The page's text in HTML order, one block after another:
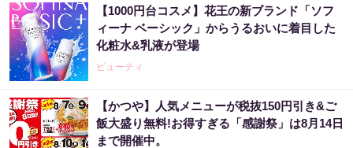
【1000円台コスメ】花王の新ブランド「ソフ
ィーナ ベーシック」からうるおいに着目した
化粧水&乳液が登場
ビューティ
【かつや】人気メニューが税抜150円引き&ご
飯大盛り無料!お得すぎる「感謝祭」は8月14日
まで開催中。